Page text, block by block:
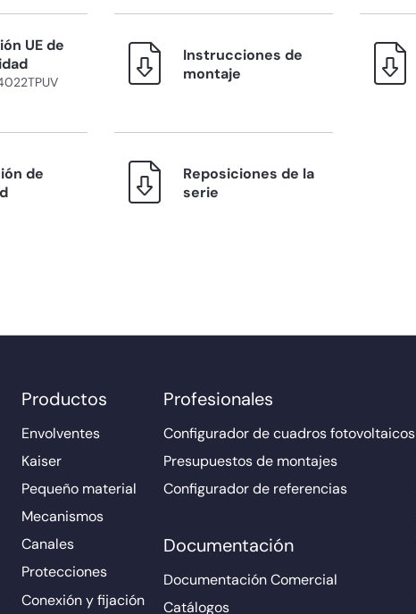
UE de
Instrucciones de
montaje
de
Reposiciones de la
serie
Productos
Envolventes
Kaiser
Pequeño material
Mecanismos
Canales
Protecciones
Conexión y fijación
Profesionales
Configurador de cuadros fotovoltaicos
Presupuestos de montajes
Configurador de referencias
Documentación
Documentación Comercial
Catálogos